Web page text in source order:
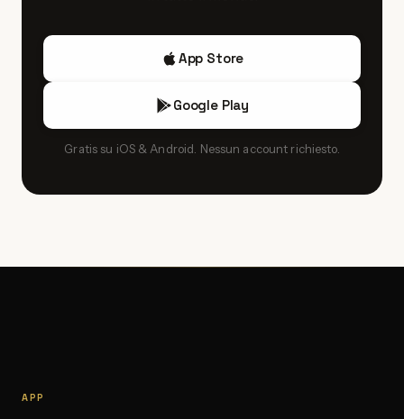
App Store
Google Play
Gratis su iOS & Android. Nessun account richiesto.
APP